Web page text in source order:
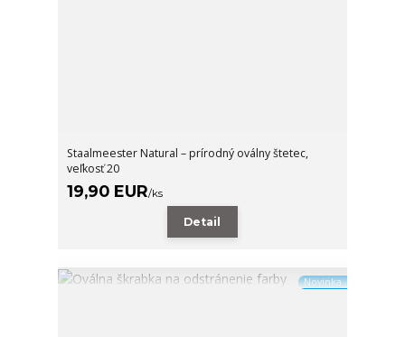
Staalmeester Natural – prírodný oválny štetec,
veľkosť 20
19,90 EUR/ks
Detail
Novinka